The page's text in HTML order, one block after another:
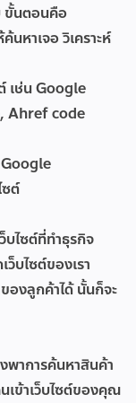
ขั้นตอนคือ
นหาเจอ วิเคราะห์
เช่น Google
Ahref code
ต์
บไซต์ที่ทำธุรกิจ
บไซต์ของเรา
องลูกค้าได้ นั้นก็จะ
พาการค้นหาสินค้า
เข้าเว็บไซต์ของคุณ